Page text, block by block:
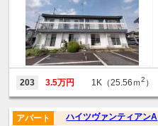
203 3.5万円 1K（25.56ｍ2 ）
ハイツヴァンティアンA
アパート